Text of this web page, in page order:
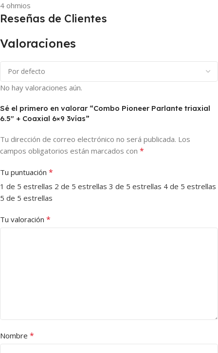
4 ohmios
Reseñas de Clientes
Valoraciones
No hay valoraciones aún.
Sé el primero en valorar “Combo Pioneer Parlante triaxial
6.5″ + Coaxial 6×9 3vías”
Tu dirección de correo electrónico no será publicada. Los
campos obligatorios están marcados con *
Tu puntuación *
1 de 5 estrellas 2 de 5 estrellas 3 de 5 estrellas 4 de 5 estrellas
5 de 5 estrellas
Tu valoración *
Nombre *